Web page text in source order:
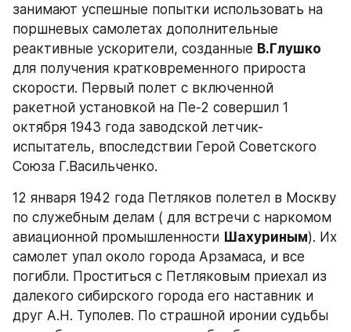
занимают успешные попытки использовать на
поршневых самолетах дополнительные
реактивные ускорители, созданные
для получения кратковременного прироста
скорости. Первый полет с включенной
ракетной установкой на Пе-2 совершил 1
октября 1943 года заводской летчик-
испытатель, впоследствии Герой Советского
Союза Г.Васильченко.
12 января 1942 года Петляков полетел в Москву
по служебным делам ( для встречи с наркомом
авиационной промышленности Шахуриным). Их
самолет упал около города Арзамаса, и все
погибли. Проститься с Петляковым приехал из
далекого сибирского города его наставник и
друг А.Н. Туполев. По страшной иронии судьбы